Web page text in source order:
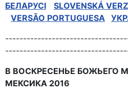
БЕЛАРУСІ
SLOVENSKÁ
VERSÃO PORTUGUESA
В ВОСКРЕСЕНЬЕ БОЖЬЕГО
МЕКСИКА 2016